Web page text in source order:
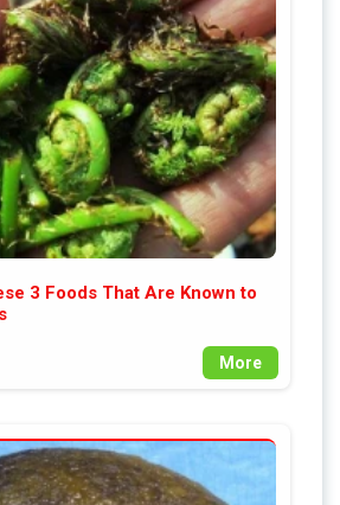
3 Foods That Are Known to
More